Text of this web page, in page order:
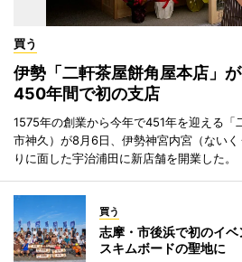
買う
伊勢「二軒茶屋餅角屋本店」
450年間で初の支店
1575年の創業から今年で451年を迎える「
市神久）が8月6日、伊勢神宮内宮（ない
りに面した宇治浦田に新店舗を開業した。
買う
志摩・市後浜で初のイ
スキムボードの聖地に